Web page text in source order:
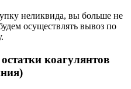
неликвида, вы больше не
осуществлять вывоз по
коагулянтов